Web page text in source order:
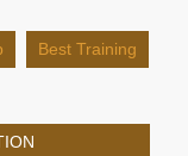
Best Training